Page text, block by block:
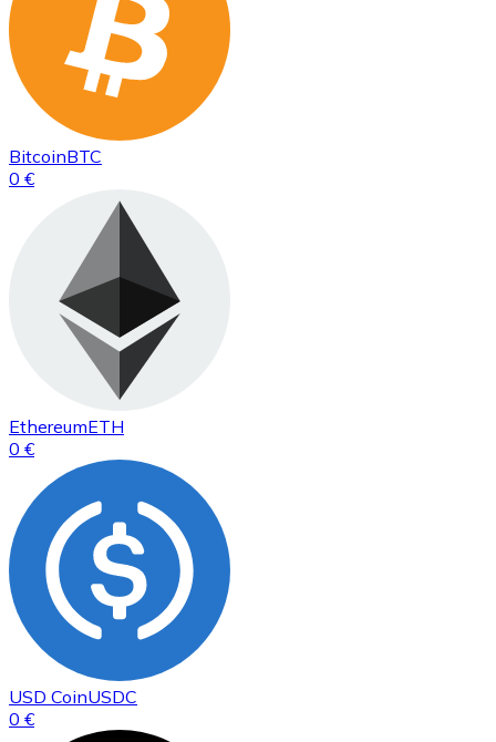
BitcoinBTC
0 €
EthereumETH
0 €
USD CoinUSDC
0 €